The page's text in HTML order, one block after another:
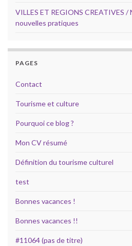
VILLES ET REGIONS CREATIVES
nouvelles pratiques
PAGES
Contact
Tourisme et culture
Pourquoi ce blog ?
Mon CV résumé
Définition du tourisme culturel
test
Bonnes vacances !
Bonnes vacances !!
#11064 (pas de titre)